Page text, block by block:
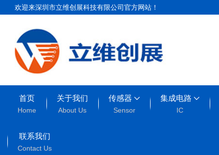
欢迎来深圳市立维创展科技有限公司官方网站！
首页
Home
关于我们
About Us
传感器
Sensor
集成电路
IC
联系我们
Contact Us